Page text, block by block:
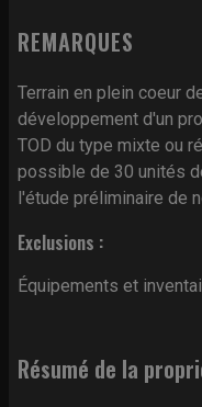
REMARQUES
Terrain en plein coeur
développement d'un
TOD du type mixte ou
possible de 30 unités
l'étude préliminaire de
Exclusions :
Équipements et
Résumé de la